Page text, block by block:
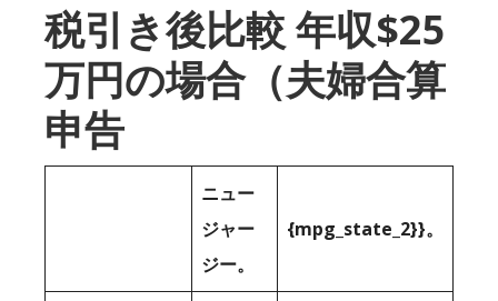
税引き後比較 年収$25
万円の場合（夫婦合算
申告
ニュー
ジャー
ジー。
{mpg_state_2}}。